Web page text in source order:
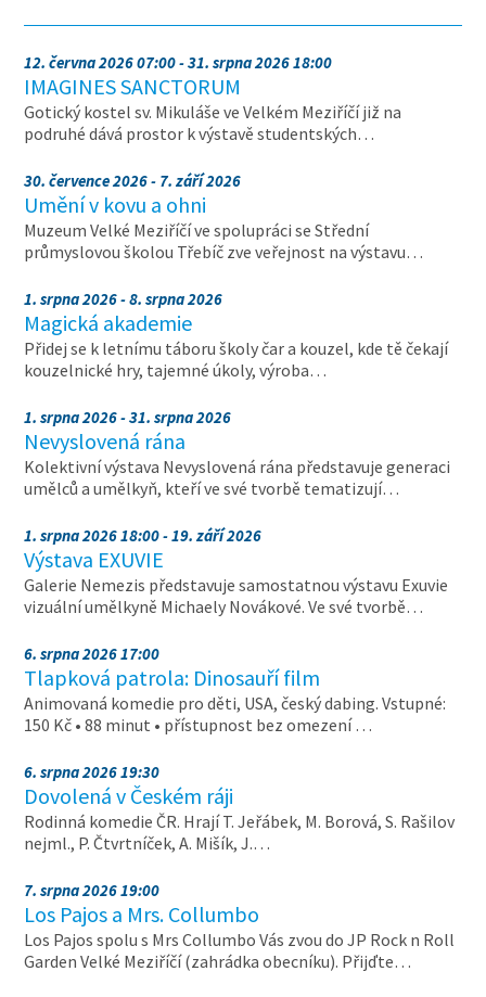
12. června 2026 07:00 - 31. srpna 2026 18:00
IMAGINES SANCTORUM
Gotický kostel sv. Mikuláše ve Velkém Meziříčí již na
podruhé dává prostor k výstavě studentských…
30. července 2026 - 7. září 2026
Umění v kovu a ohni
Muzeum Velké Meziříčí ve spolupráci se Střední
průmyslovou školou Třebíč zve veřejnost na výstavu…
1. srpna 2026 - 8. srpna 2026
Magická akademie
Přidej se k letnímu táboru školy čar a kouzel, kde tě čekají
kouzelnické hry, tajemné úkoly, výroba…
1. srpna 2026 - 31. srpna 2026
Nevyslovená rána
Kolektivní výstava Nevyslovená rána představuje generaci
umělců a umělkyň, kteří ve své tvorbě tematizují…
1. srpna 2026 18:00 - 19. září 2026
Výstava EXUVIE
Galerie Nemezis představuje samostatnou výstavu Exuvie
vizuální umělkyně Michaely Novákové. Ve své tvorbě…
6. srpna 2026 17:00
Tlapková patrola: Dinosauří film
Animovaná komedie pro děti, USA, český dabing. Vstupné:
150 Kč • 88 minut • přístupnost bez omezení …
6. srpna 2026 19:30
Dovolená v Českém ráji
Rodinná komedie ČR. Hrají T. Jeřábek, M. Borová, S. Rašilov
nejml., P. Čtvrtníček, A. Mišík, J.…
7. srpna 2026 19:00
Los Pajos a Mrs. Collumbo
Los Pajos spolu s Mrs Collumbo Vás zvou do JP Rock n Roll
Garden Velké Meziříčí (zahrádka obecníku). Přijďte…